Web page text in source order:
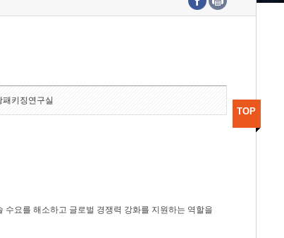
본부
패키징연구실
요를 해소하고 글로벌 경쟁력 강화를 지원하는 역할을
TOP